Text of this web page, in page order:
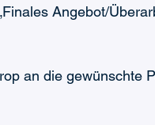
Angebot/
an die gewünschte